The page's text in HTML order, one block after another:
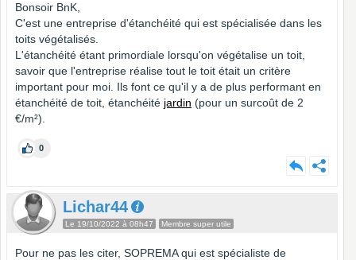
Bonsoir BnK,
C'est une entreprise d'étanchéité qui est spécialisée dans les
toits végétalisés.
L'étanchéité étant primordiale lorsqu'on végétalise un toit,
savoir que l'entreprise réalise tout le toit était un critère
important pour moi. Ils font ce qu'il y a de plus performant en
étanchéité de toit, étanchéité jardin (pour un surcoût de 2
€/m²).
0
Lichar44
Le 19/10/2022 à 08h47 Membre super utile
Pour ne pas les citer, SOPREMA qui est spécialiste de